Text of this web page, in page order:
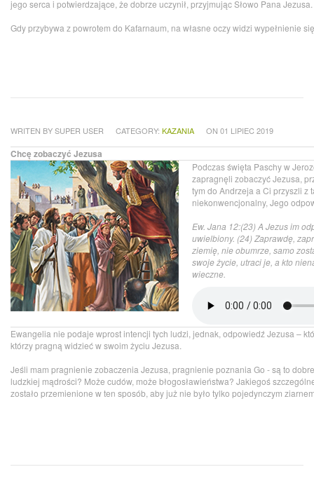
jego serca i potwierdzające, że dobrze uczynił, przyjmując Słowo Pana Jezusa.
Gdy przybywa z powrotem do Kafarnaum, na własne oczy widzi wypełnienie
WRITEN BY SUPER USER CATEGORY: KAZANIA ON 01 LIPIEC 2019
Chcę zobaczyć Jezusa
Podczas święta Paschy w
zapragnęli zobaczyć Jezusa,
tym do Andrzeja a Ci przyszli z
niekonwencjonalny, Jego
Ew. Jana 12:(23) A Jezus im
uwielbiony. (24) Zaprawdę,
ziemię, nie obumrze, samo
swoje życie, utraci je, a kto
wieczne.
Ewangelia nie podaje wprost intencji tych ludzi, jednak, odpowiedź Jezusa –
którzy pragną widzieć w swoim życiu Jezusa.
Jeśli mam pragnienie zobaczenia Jezusa, pragnienie poznania Go - są to
ludzkiej mądrości? Może cudów, może błogosławieństwa? Jakiegoś
zostało przemienione w ten sposób, aby już nie było tylko pojedynczym